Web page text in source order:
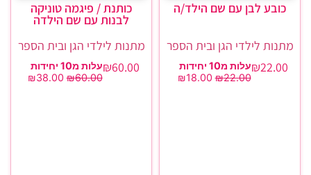
כובע לבן עם שם הילד/ה
מתנות לילדי הגן ובית הספר
₪22.00
עלות מ10 יחידות
₪22.00
₪18.00
כותנת / פיגמה טוניקה
לבנות עם שם הילדה
מתנות לילדי הגן ובית הספר
₪60.00
עלות מ10 יחידות
₪60.00
₪38.00